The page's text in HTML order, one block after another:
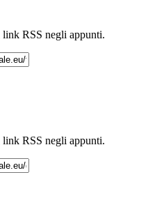
RSS negli appunti.
RSS negli appunti.